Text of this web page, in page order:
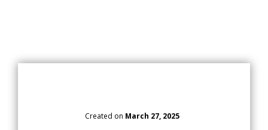
Created on March 27, 2025